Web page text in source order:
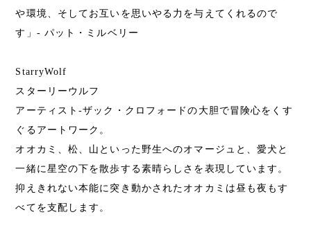
や環境、そしてお互いを思いやる力を与えてくれるので
す」- パット・ミルベリー
StarryWolf
スターリーウルフ
アーティスト-ザック・クロフォードの大胆で冒険心をくす
ぐるアートワーク。
オオカミ、松、山といった野生へのオマージュと、愛犬と
一緒に星空の下を散歩する素晴らしさを表現しています。
抑えきれない本能に突き動かされたオオカミは昼も夜もす
べてを支配します。